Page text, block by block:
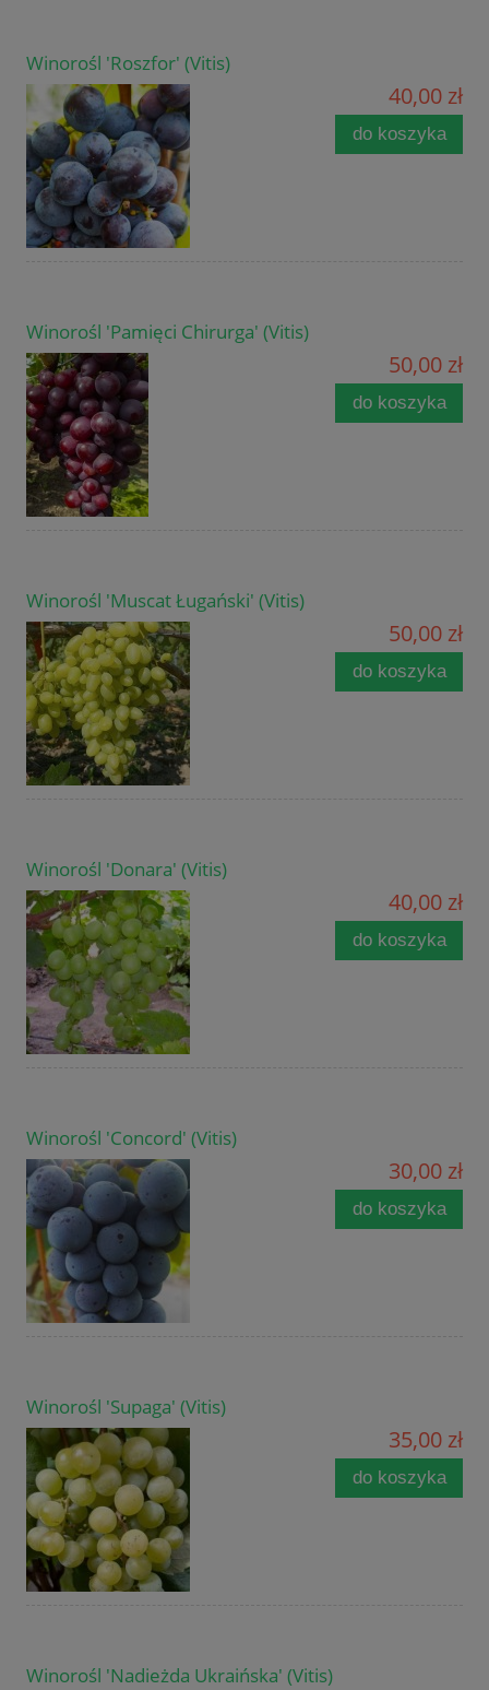
Winorośl 'Roszfor' (Vitis)
40,00 zł
do koszyka
Winorośl 'Pamięci Chirurga' (Vitis)
50,00 zł
do koszyka
Winorośl 'Muscat Ługański' (Vitis)
50,00 zł
do koszyka
Winorośl 'Donara' (Vitis)
40,00 zł
do koszyka
Winorośl 'Concord' (Vitis)
30,00 zł
do koszyka
Winorośl 'Supaga' (Vitis)
35,00 zł
do koszyka
Winorośl 'Nadieżda Ukraińska' (Vitis)